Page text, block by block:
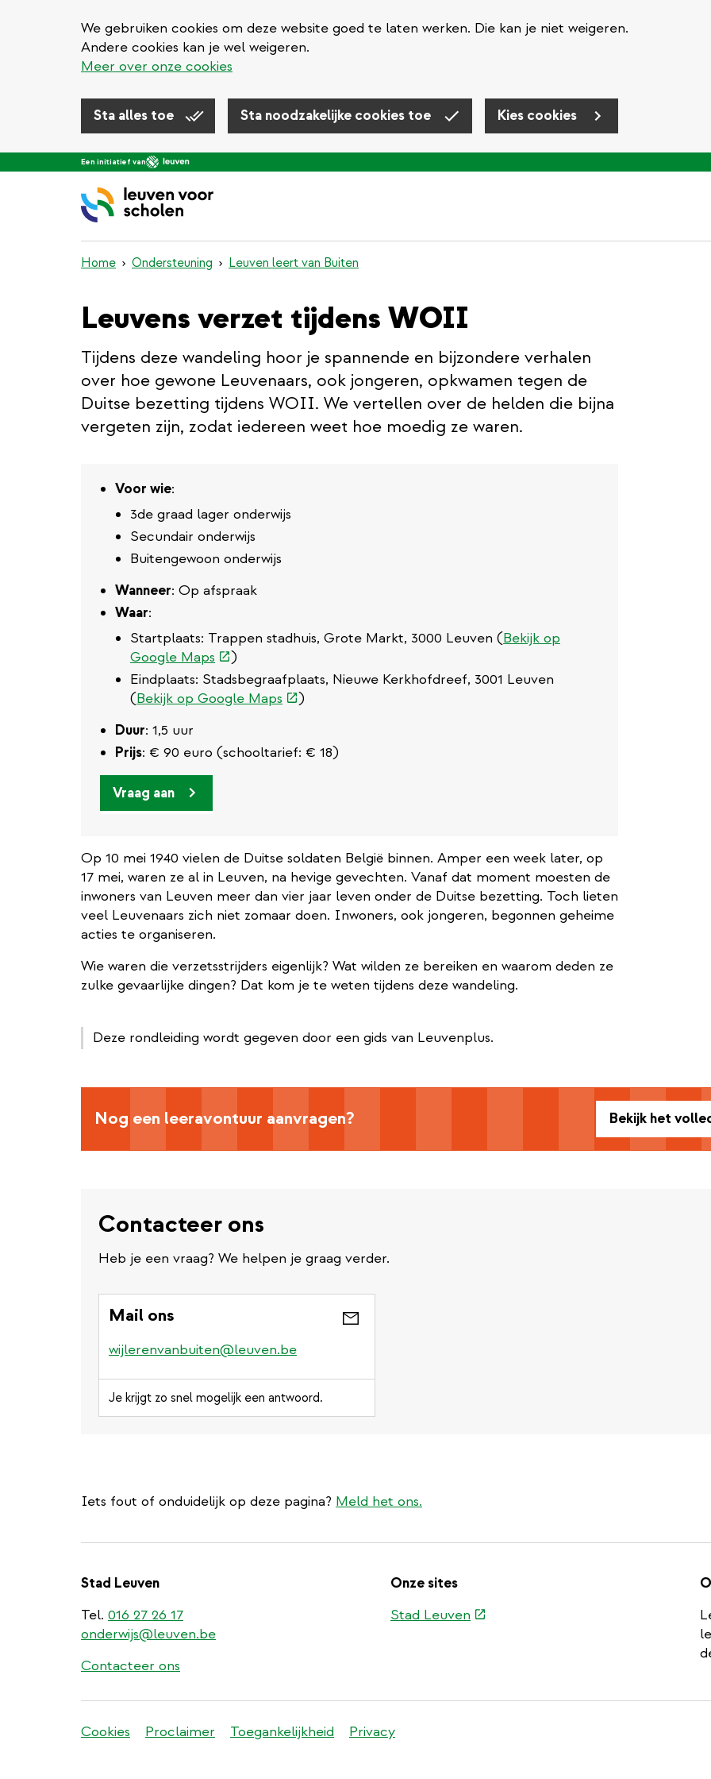
We gebruiken cookies om deze website goed te laten werken. Die kan je niet weigeren.
Andere cookies kan je wel weigeren.
Meer over onze cookies
Sta alles toe Sta noodzakelijke cookies toe Kies cookies
OverslaanEen initiatief van
Home Ondersteuning Leuven leert van Buiten
Leuvens verzet tijdens WOII
Tijdens deze wandeling hoor je spannende en bijzondere verhalen
over hoe gewone Leuvenaars, ook jongeren, opkwamen tegen de
Duitse bezetting tijdens WOII. We vertellen over de helden die bijna
vergeten zijn, zodat iedereen weet hoe moedig ze waren.
Voor wie:
3de graad lager onderwijs
Secundair onderwijs
Buitengewoon onderwijs
Wanneer: Op afspraak
Waar:
Startplaats: Trappen stadhuis, Grote Markt, 3000 Leuven (Bekijk op
Google Maps (externe
link)
)
Eindplaats: Stadsbegraafplaats, Nieuwe Kerkhofdreef, 3001 Leuven
(Bekijk op Google Maps (externe
)
Duur: 1,5 uur
Prijs: € 90 euro (schooltarief: € 18)
Vraag aan
Op 10 mei 1940 vielen de Duitse soldaten België binnen. Amper een week later, op
17 mei, waren ze al in Leuven, na hevige gevechten. Vanaf dat moment moesten de
inwoners van Leuven meer dan vier jaar leven onder de Duitse bezetting. Toch lieten
veel Leuvenaars zich niet zomaar doen. Inwoners, ook jongeren, begonnen geheime
acties te organiseren.
Wie waren die verzetsstrijders eigenlijk? Wat wilden ze bereiken en waarom deden ze
zulke gevaarlijke dingen? Dat kom je te weten tijdens deze wandeling.
Deze rondleiding wordt gegeven door een gids van Leuvenplus.
Bekijk het
Nog een leeravontuur aanvragen?
Contacteer ons
Heb je een vraag? We helpen je graag verder.
Mail ons
wijlerenvanbuiten@leuven.be
Je krijgt zo snel mogelijk een antwoord.
Iets fout of onduidelijk op deze pagina? Meld het ons.
Stad Leuven
Tel. 016 27 26 17
onderwijs@leuven.be
Contacteer ons
Onze sites
Stad Leuven (externe
Stadleuven
Cookies Proclaimer Toegankelijkheid Privacy